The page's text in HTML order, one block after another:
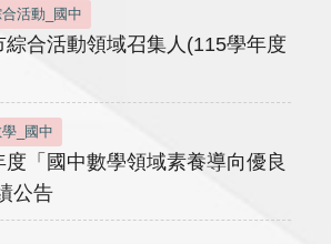
活動_國中
綜合活動領域召集人(115學年度
_國中
「國中數學領域素養導向優良
公告